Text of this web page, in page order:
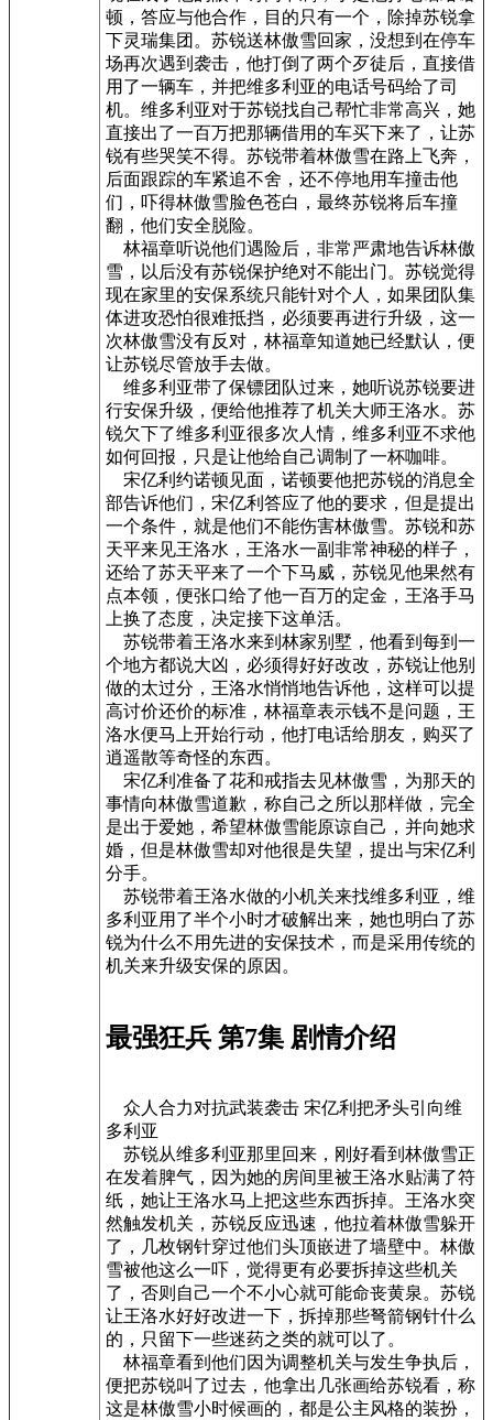
顿，答应与他合作，目的只有一个，除掉苏锐拿
下灵瑞集团。苏锐送林傲雪回家，没想到在停车
场再次遇到袭击，他打倒了两个歹徒后，直接借
用了一辆车，并把维多利亚的电话号码给了司
机。维多利亚对于苏锐找自己帮忙非常高兴，她
直接出了一百万把那辆借用的车买下来了，让苏
锐有些哭笑不得。苏锐带着林傲雪在路上飞奔，
后面跟踪的车紧追不舍，还不停地用车撞击他
们，吓得林傲雪脸色苍白，最终苏锐将后车撞
翻，他们安全脱险。
林福章听说他们遇险后，非常严肃地告诉林傲
雪，以后没有苏锐保护绝对不能出门。苏锐觉得
现在家里的安保系统只能针对个人，如果团队集
体进攻恐怕很难抵挡，必须要再进行升级，这一
次林傲雪没有反对，林福章知道她已经默认，便
让苏锐尽管放手去做。
维多利亚带了保镖团队过来，她听说苏锐要进
行安保升级，便给他推荐了机关大师王洛水。苏
锐欠下了维多利亚很多次人情，维多利亚不求他
如何回报，只是让他给自己调制了一杯咖啡。
宋亿利约诺顿见面，诺顿要他把苏锐的消息全
部告诉他们，宋亿利答应了他的要求，但是提出
一个条件，就是他们不能伤害林傲雪。苏锐和苏
天平来见王洛水，王洛水一副非常神秘的样子，
还给了苏天平来了一个下马威，苏锐见他果然有
点本领，便张口给了他一百万的定金，王洛手马
上换了态度，决定接下这单活。
苏锐带着王洛水来到林家别墅，他看到每到一
个地方都说大凶，必须得好好改改，苏锐让他别
做的太过分，王洛水悄悄地告诉他，这样可以提
高讨价还价的标准，林福章表示钱不是问题，王
洛水便马上开始行动，他打电话给朋友，购买了
逍遥散等奇怪的东西。
宋亿利准备了花和戒指去见林傲雪，为那天的
事情向林傲雪道歉，称自己之所以那样做，完全
是出于爱她，希望林傲雪能原谅自己，并向她求
婚，但是林傲雪却对他很是失望，提出与宋亿利
分手。
苏锐带着王洛水做的小机关来找维多利亚，维
多利亚用了半个小时才破解出来，她也明白了苏
锐为什么不用先进的安保技术，而是采用传统的
机关来升级安保的原因。
最强狂兵 第7集 剧情介绍
众人合力对抗武装袭击 宋亿利把矛头引向维
多利亚
苏锐从维多利亚那里回来，刚好看到林傲雪正
在发着脾气，因为她的房间里被王洛水贴满了符
纸，她让王洛水马上把这些东西拆掉。王洛水突
然触发机关，苏锐反应迅速，他拉着林傲雪躲开
了，几枚钢针穿过他们头顶嵌进了墙壁中。林傲
雪被他这么一吓，觉得更有必要拆掉这些机关
了，否则自己一个不小心就可能命丧黄泉。苏锐
让王洛水好好改进一下，拆掉那些弩箭钢针什么
的，只留下一些迷药之类的就可以了。
林福章看到他们因为调整机关与发生争执后，
便把苏锐叫了过去，他拿出几张画给苏锐看，称
这是林傲雪小时候画的，都是公主风格的装扮，